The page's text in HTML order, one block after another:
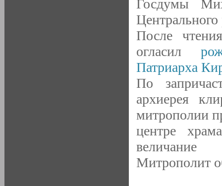
Госдумы
После
огласил
Патриарха
По
архиерея
митрополии
центре
величание
Митрополит